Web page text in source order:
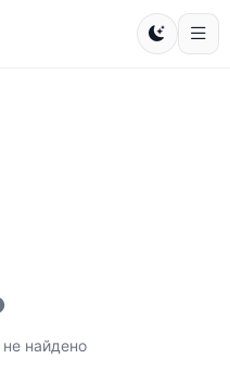
не найдено